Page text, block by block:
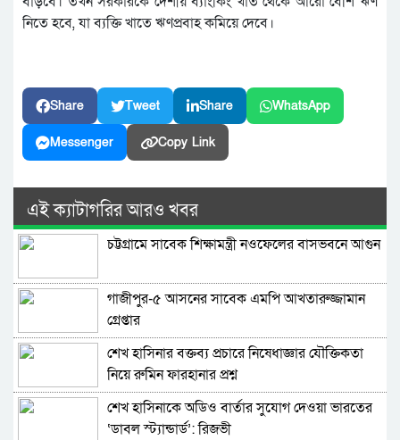
নিতে হবে, যা ব্যক্তি খাতে ঋণপ্রবাহ কমিয়ে দেবে।
Share Tweet Share WhatsApp
Messenger Copy Link
এই ক্যাটাগরির আরও খবর
চট্টগ্রামে সাবেক শিক্ষামন্ত্রী নওফেলের বাসভবনে আগুন
গাজীপুর-৫ আসনের সাবেক এমপি আখতারুজ্জামান
গ্রেপ্তার
শেখ হাসিনার বক্তব্য প্রচারে নিষেধাজ্ঞার যৌক্তিকতা
নিয়ে রুমিন ফারহানার প্রশ্ন
শেখ হাসিনাকে অডিও বার্তার সুযোগ দেওয়া ভারতের
‘ডাবল স্ট্যান্ডার্ড’: রিজভী